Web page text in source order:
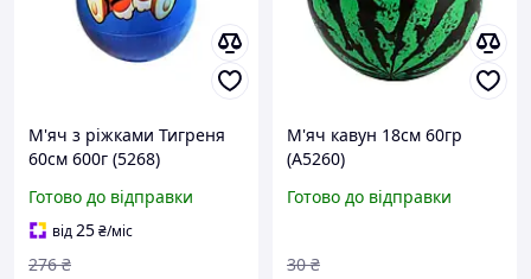
М'яч з ріжками Тигреня
60см 600г (5268)
Готово до відправки
від25₴/міс
276 ₴
М'яч кавун 18см 60гр
(A5260)
Готово до відправки
30 ₴